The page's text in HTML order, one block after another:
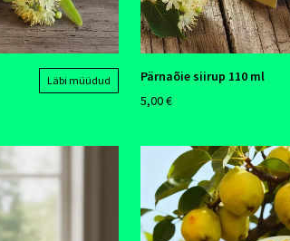
Läbi müüdud
Pärnaõie siirup 110 ml
5,00 €